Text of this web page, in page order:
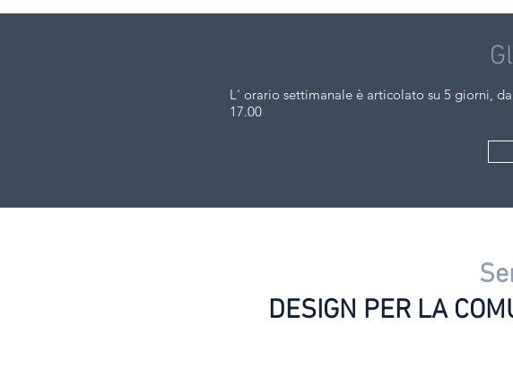
L' orario settimanale è articolato su 5 giorni,
17.00
DESIGN PER LA